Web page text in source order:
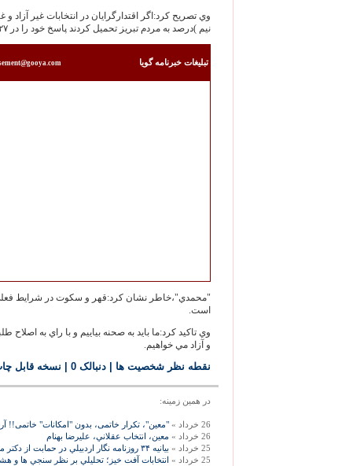
نيم )درصد به مردم تبريز تحميل کردند پاسخ خود را در ۲۷ خرداد دريافت خواهند کرد.
تبليغات خبرنامه گويا
"محمدي"،خاطر نشان کرد:قهر و سکوت در شرايط فعلي
است.
وي تاکيد کرد:ما بايد به صحنه بياييم و با راي به اصلاح
و آزاد مي خواهيم.
نقطه نظر شخصيت ها | دنبالک 0 نسخه قابل
در همين زمينه:
26 خرداد »
"معین"، تکرار خاتمی، بدون "امکانات" خاتمی!!
26 خرداد »
معين، انتخاب عقلاني، عليرضا بهنام
25 خرداد »
بيانيه ۳۴ روزنامه نگار اردبيلي در حمابت از دکتر معين، پيمان پاک مهر
25 خرداد »
انتخابات آفت خيز؛ تحليلي بر نظر سنجي ها و